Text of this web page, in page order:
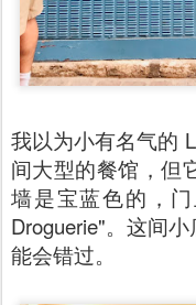
我以为小有名气的
间大型的餐馆，但
墙是宝蓝色的，
Droguerie"。这间
能会错过。